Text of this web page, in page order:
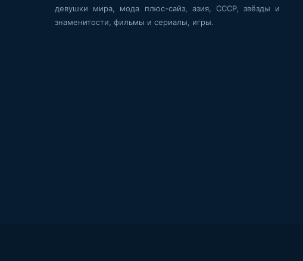
девушки мира, мода плюс-сайз, азия, СССР, звёзды и
знаменитости, фильмы и сериалы, игры.